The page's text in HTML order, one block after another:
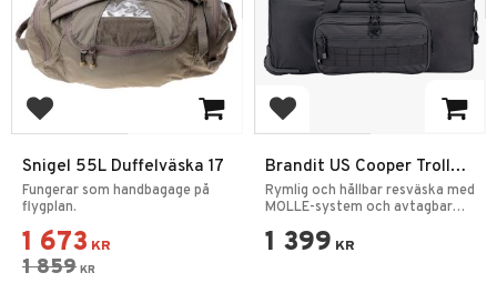
Lägg till i favoriter
Snigel 55L Duffelväska 17
Fungerar som handbagage på
flygplan.
1 673 KR
1 859 KR
Lägg till i favoriter
Brandit US Cooper Trolley
Large Resväska Svart
Rymlig och hållbar resväska med
MOLLE-system och avtagbar
1 399 KR